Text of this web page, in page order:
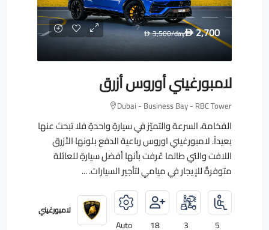
D 2,700
D3,500/day
لامبورغيني أوروس أزرق
Dubai - Business Bay - RBC Tower
الفخامة، السرعة والتميّز في سيارةٍ واحدةٍ فلا تبحث عنها
بعيداً. لامبورغيني اوروس رباعية الدفع بلونها الأزرق
اللافت والتي طالما عُرفت بأنها أفضل سيارةٍ للعائلة
متوفرةٌ للإيجار في ميامي لتأجير السيارات. ...
5
3
18
Auto
لامبورغيني